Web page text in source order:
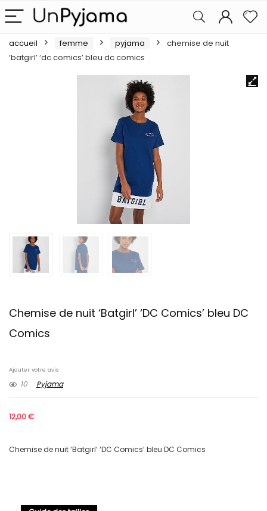
accueil femme pyjama
chemise de nuit
‘batgirl’ ‘dc comics’ bleu dc comics
Chemise de nuit ‘Batgirl’ ‘DC Comics’ bleu DC
Comics
Ajouter votre avis
10 Pyjama
12,00€
Chemise de nuit ‘Batgirl’ ‘DC Comics’ bleu DC Comics